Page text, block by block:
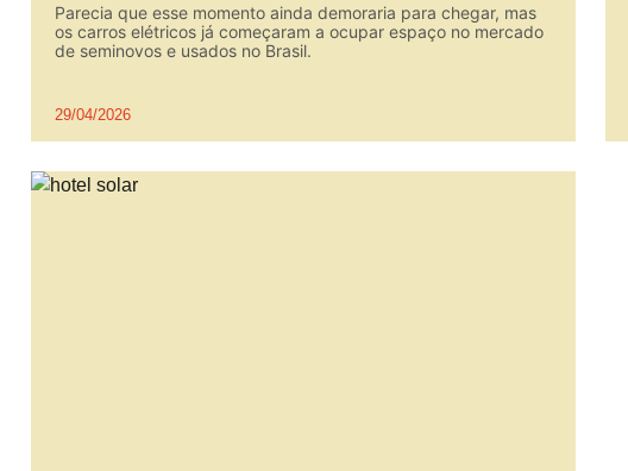
Parecia que esse momento ainda demoraria para chegar, mas
os carros elétricos já começaram a ocupar espaço no mercado
de seminovos e usados no Brasil.
29/04/2026